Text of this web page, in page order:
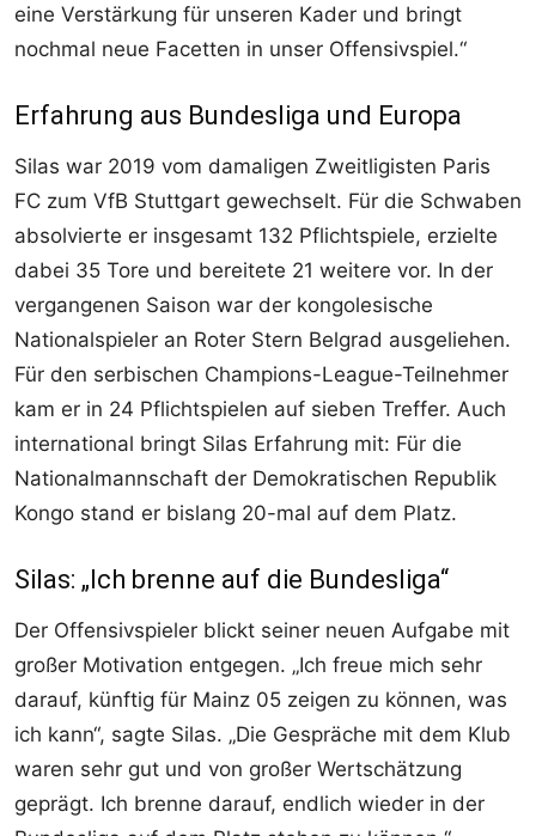
eine Verstärkung für unseren Kader und bringt
nochmal neue Facetten in unser Offensivspiel.“
Erfahrung aus Bundesliga und Europa
Silas war 2019 vom damaligen Zweitligisten Paris
FC zum VfB Stuttgart gewechselt. Für die Schwaben
absolvierte er insgesamt 132 Pflichtspiele, erzielte
dabei 35 Tore und bereitete 21 weitere vor. In der
vergangenen Saison war der kongolesische
Nationalspieler an Roter Stern Belgrad ausgeliehen.
Für den serbischen Champions-League-Teilnehmer
kam er in 24 Pflichtspielen auf sieben Treffer. Auch
international bringt Silas Erfahrung mit: Für die
Nationalmannschaft der Demokratischen Republik
Kongo stand er bislang 20-mal auf dem Platz.
Silas: „Ich brenne auf die Bundesliga“
Der Offensivspieler blickt seiner neuen Aufgabe mit
großer Motivation entgegen. „Ich freue mich sehr
darauf, künftig für Mainz 05 zeigen zu können, was
ich kann“, sagte Silas. „Die Gespräche mit dem Klub
waren sehr gut und von großer Wertschätzung
geprägt. Ich brenne darauf, endlich wieder in der